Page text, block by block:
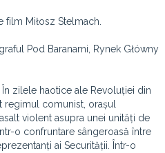
Miłosz Stelmach.
Pod Baranami, Rynek Główny
zilele haotice ale Revoluției din
regimul comunist, orașul
violent asupra unei unități de
o confruntare sângeroasă între
ai Securității. Într-o